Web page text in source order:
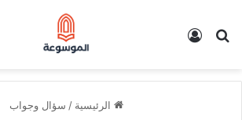
بحث عن
الرئيسية / سؤال وجواب